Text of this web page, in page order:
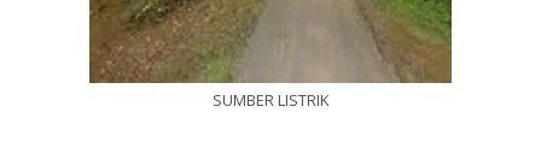
SUMBER LISTRIK